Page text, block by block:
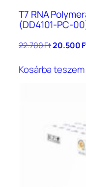
T7 RNA
(DD4101-PC-
22.700FtOriginal
was:
20.500
Kosárba teszem